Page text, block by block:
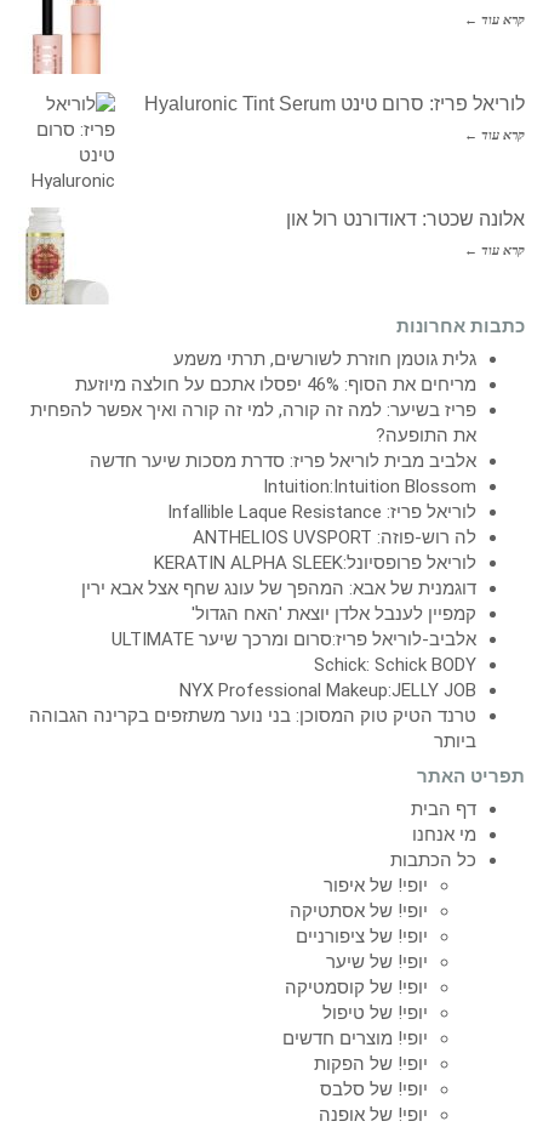
קרא עוד ←
לוריאל פריז: סרום טינט Hyaluronic Tint Serum
קרא עוד ←
אלונה שכטר: דאודורנט רול און
קרא עוד ←
כתבות אחרונות
גלית גוטמן חוזרת לשורשים, תרתי משמע
מריחים את הסוף: 46% יפסלו אתכם על חולצה מיוזעת
פריז בשיער: למה זה קורה, למי זה קורה ואיך אפשר להפחית
את התופעה?
אלביב מבית לוריאל פריז: סדרת מסכות שיער חדשה
Intuition:Intuition Blossom
לוריאל פריז: Infallible Laque Resistance
לה רוש-פוזה: ANTHELIOS UVSPORT
לוריאל פרופסיונל:KERATIN ALPHA SLEEK
דוגמנית של אבא: המהפך של עונג שחף אצל אבא ירין
קמפיין לענבל אלדן יוצאת 'האח הגדול'
אלביב-לוריאל פריז:סרום ומרכך שיער ULTIMATE
Schick: Schick BODY
NYX Professional Makeup:JELLY JOB
טרנד הטיק טוק המסוכן: בני נוער משתזפים בקרינה הגבוהה
ביותר
תפריט האתר
דף הבית
מי אנחנו
כל הכתבות
יופי! של איפור
יופי! של אסתטיקה
יופי! של ציפורניים
יופי! של שיער
יופי! של קוסמטיקה
יופי! של טיפול
יופי! מוצרים חדשים
יופי! של הפקות
יופי! של סלבס
יופי! של אופנה